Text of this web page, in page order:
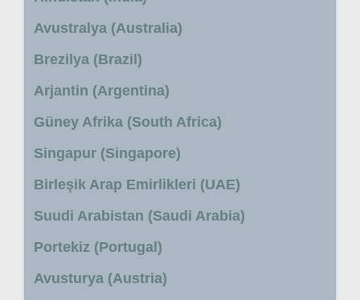
Avustralya (Australia)
Brezilya (Brazil)
Arjantin (Argentina)
Güney Afrika (South Africa)
Singapur (Singapore)
Birleşik Arap Emirlikleri (UAE)
Suudi Arabistan (Saudi Arabia)
Portekiz (Portugal)
Avusturya (Austria)